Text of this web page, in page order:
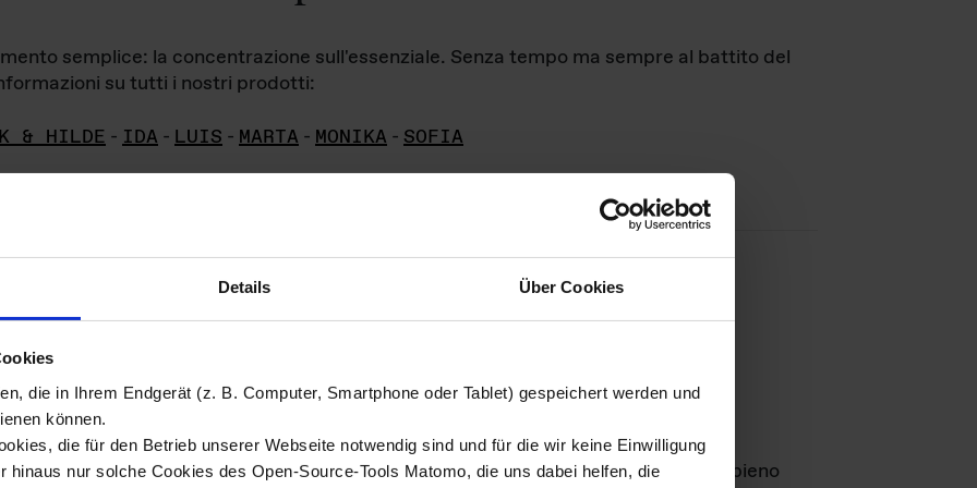
Details Über Cookies
die in Ihrem Endgerät (z. B. Computer, Smartphone oder Tablet) gespeichert werden und
können.
die für den Betrieb unserer Webseite notwendig sind und für die wir keine Einwilligung
hinaus nur solche Cookies des Open-Source-Tools Matomo, die uns dabei helfen, die
semplice: la concentrazione sull'essenziale. Senza tempo ma sempre al battito del
su tutti i nostri prodotti:
& HILDE - IDA - LUIS - MARTA - MONIKA - SOFIA
di immagini
materiale fotografico sono detenuti daDas ganze LebenGmbH e rimangono in pieno